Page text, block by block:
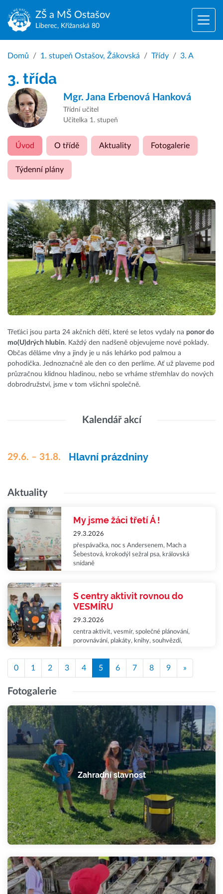
ZŠ a MŠ Ostašov
Liberec, Křižanská 80
Domů 1. stupeň Ostašov, Žákovská Třídy 3. A
3. třída
Mgr. Jana Erbenová Hanková
Třídní učitel
Učitelka 1. stupeň
Úvod O třídě Aktuality Fotogalerie
Týdenní plány
Třeťáci jsou parta 24 akčních dětí, které se letos vydaly na ponor do
mo(U)drých hlubin. Každý den nadšeně objevujeme nové poklady.
Občas děláme vlny a jindy je u nás lehárko pod palmou a
pohodička. Jednoznačně ale den co den perlíme. Ať už plaveme pod
průzračnou klidnou hladinou, nebo se vrháme střemhlav do nových
dobrodružství, jsme v tom všichni společně.
Kalendář akcí
29.6. – 31.8. Hlavní prázdniny
Aktuality
My jsme žáci třetí Á !
29.3.2026
přespávačka, noc s Andersenem, Mach a
Šebestová, krokodýl sežral psa, královská
snídaně
S centry aktivit rovnou do
VESMÍRU
29.3.2026
centra aktivit, vesmír, společné plánování,
porovnávání, plakáty, knihy, souhvězdí,
sebereflexe
0 1 2 3 4 5 6 7 8 9 »
Fotogalerie
Zahradní slavnost